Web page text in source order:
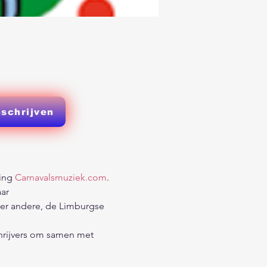
Carnavalsmuziek.com.
andere, de Limburgse
om samen met